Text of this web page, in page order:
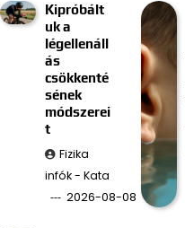
Kipróbált
uk a
légellenáll
ás
csökkenté
sének
módszerei
t
Fizika
infók - Kata
2026-08-08